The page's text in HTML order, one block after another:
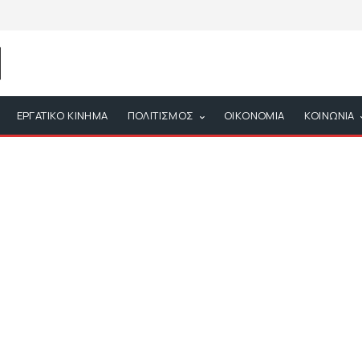
ΕΡΓΑΤΙΚΟ ΚΙΝΗΜΑ ΠΟΛΙΤΙΣΜΟΣ ΟΙΚΟΝΟΜΙΑ ΚΟΙΝΩΝΙΑ